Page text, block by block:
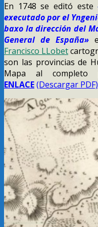
En 1748 se editó este
executado por el
baxo la dirección del
General de España»
Francisco LLobet
son las provincias de
Mapa al completo
ENLACE(Descargar PDF)